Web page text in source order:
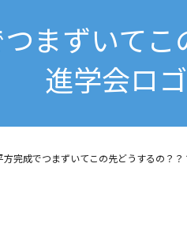
まずいて
進学会ロ
完成でつまずいてこの先どうするの？